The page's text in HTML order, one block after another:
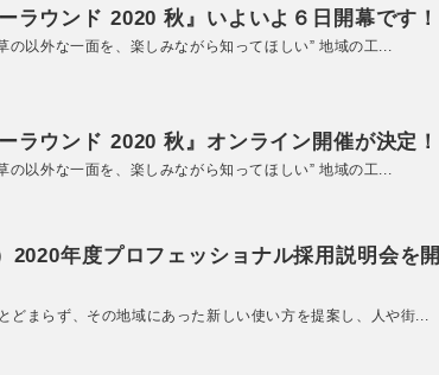
ラウンド 2020 秋』いよいよ６日開幕です！
以外な一面を、楽しみながら知ってほしい” 地域の工...
ラウンド 2020 秋』オンライン開催が決定！
以外な一面を、楽しみながら知ってほしい” 地域の工...
2020年度プロフェッショナル採用説明会を開
どまらず、その地域にあった新しい使い方を提案し、人や街...